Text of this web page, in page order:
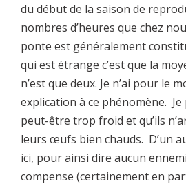
du début de la saison de
nombres d’heures que chez
ponte est généralement
qui est étrange c’est que la
n’est que deux. Je n’ai pour le
explication à ce phénomène. Je
peut-être trop froid et qu’ils
leurs œufs bien chauds. D’un
ici, pour ainsi dire aucun
compense (certainement en